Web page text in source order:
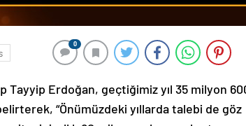
“Önümüzdeki yıllarda talebi de göz
yıllık 80 milyon yolcuya çıkartıyoruz.”